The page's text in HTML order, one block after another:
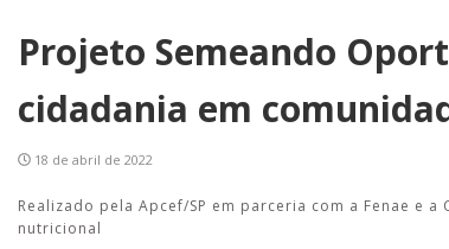
Projeto Semeando
cidadania em
18 de abril de 2022
Realizado pela Apcef/SP em parceria com a Fenae e
nutricional